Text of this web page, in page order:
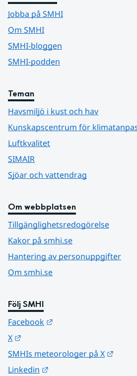
Jobba på SMHI
Om SMHI
SMHI-bloggen
SMHI-podden
Teman
Havsmiljö i kust och hav
Kunskapscentrum för
Luftkvalitet
SIMAIR
Sjöar och vattendrag
Om webbplatsen
Tillgänglighetsredogörelse
Kakor på smhi.se
Hantering av personuppgifter
Om smhi.se
Följ SMHI
Facebook
X
SMHIs meteorologer på X
Linkedin